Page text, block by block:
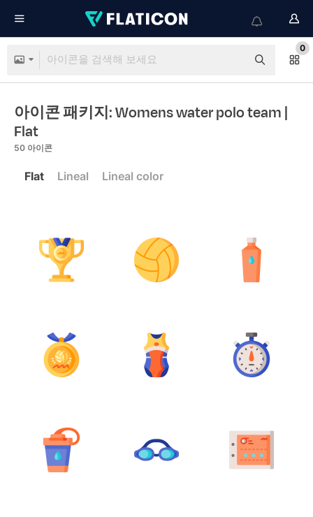
0
아이콘 패키지: Womens water polo team |
Flat
50 아이콘
Flat Lineal Lineal color